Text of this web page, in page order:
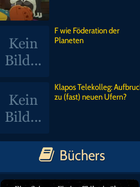
F wie Föderation der
Planeten
Klapos Telekolleg:
zu (fast) neuen Ufern?
Büchers